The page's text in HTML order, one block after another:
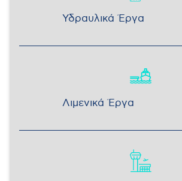
Υδραυλικά Έργα
Λιμενικά Έργα